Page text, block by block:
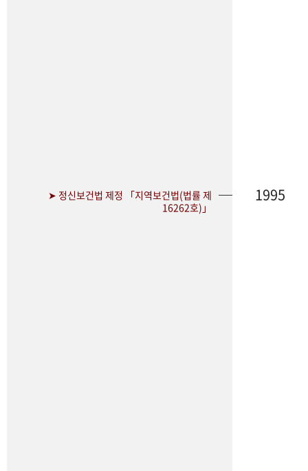
➤ 정신보건법 제정 「지역보건법(법률 제
16262호)」
1995